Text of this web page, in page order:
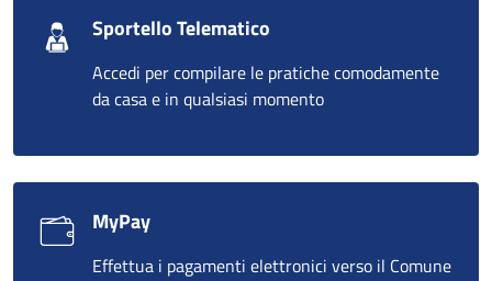
Sportello Telematico
Accedi per compilare le pratiche comodamente
da casa e in qualsiasi momento
MyPay
Effettua i pagamenti elettronici verso il Comune